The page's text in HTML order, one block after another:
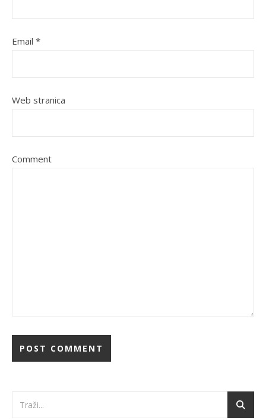
Email *
Web stranica
Comment